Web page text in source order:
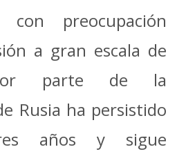
con preocupación
a gran escala de
parte de la
Rusia ha persistido
años y sigue